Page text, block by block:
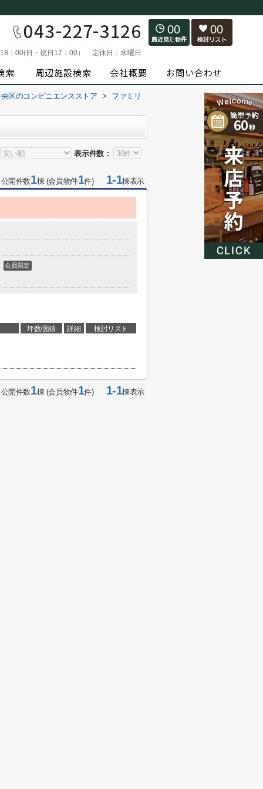
：00(日・祝日17：00） 定休日： 水曜日
00 00
区のコンビニエンスストア > ファミリ
表示件数：
開件数1棟 (会員物件1件)1-1棟表示
会員限定
坪数/面積 詳細 検討リスト
開件数1棟 (会員物件1件)1-1棟表示